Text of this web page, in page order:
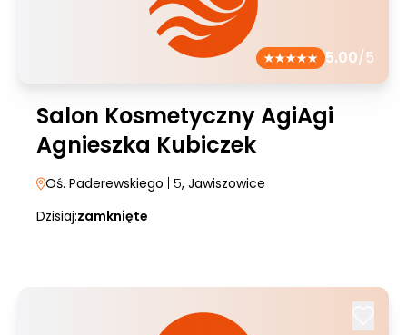
5.00/5
Salon Kosmetyczny AgiAgi
Agnieszka Kubiczek
Oś. Paderewskiego | 5, Jawiszowice
Dzisiaj:zamknięte